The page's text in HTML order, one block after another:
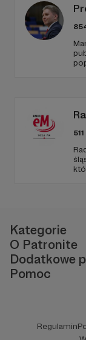
511
Kategorie
O Patronite
Dodatkowe
Pomoc
Regulamin